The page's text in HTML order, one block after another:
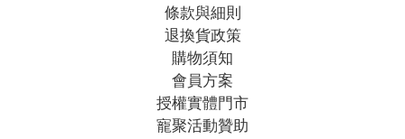
條款與細則
退換貨政策
購物須知
會員方案
授權實體門市
寵聚活動贊助